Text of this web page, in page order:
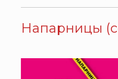
Напарницы